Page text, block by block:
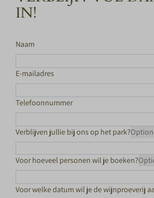
IN!
Naam
E-mailadres
Telefoonnummer
Verblijven jullie bij ons op het park?
Voor hoeveel personen wil je boeken?
Voor welke datum wil je de wijnproeverij